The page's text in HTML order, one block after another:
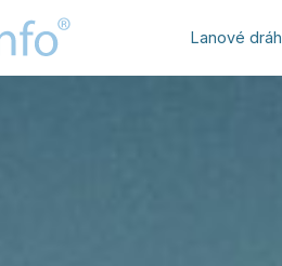
Lanové